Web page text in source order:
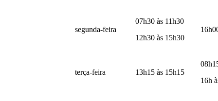
segunda-feira
07h30 às 11h30
12h30 às 15h30
terça-feira 13h15 às 15h15
16h